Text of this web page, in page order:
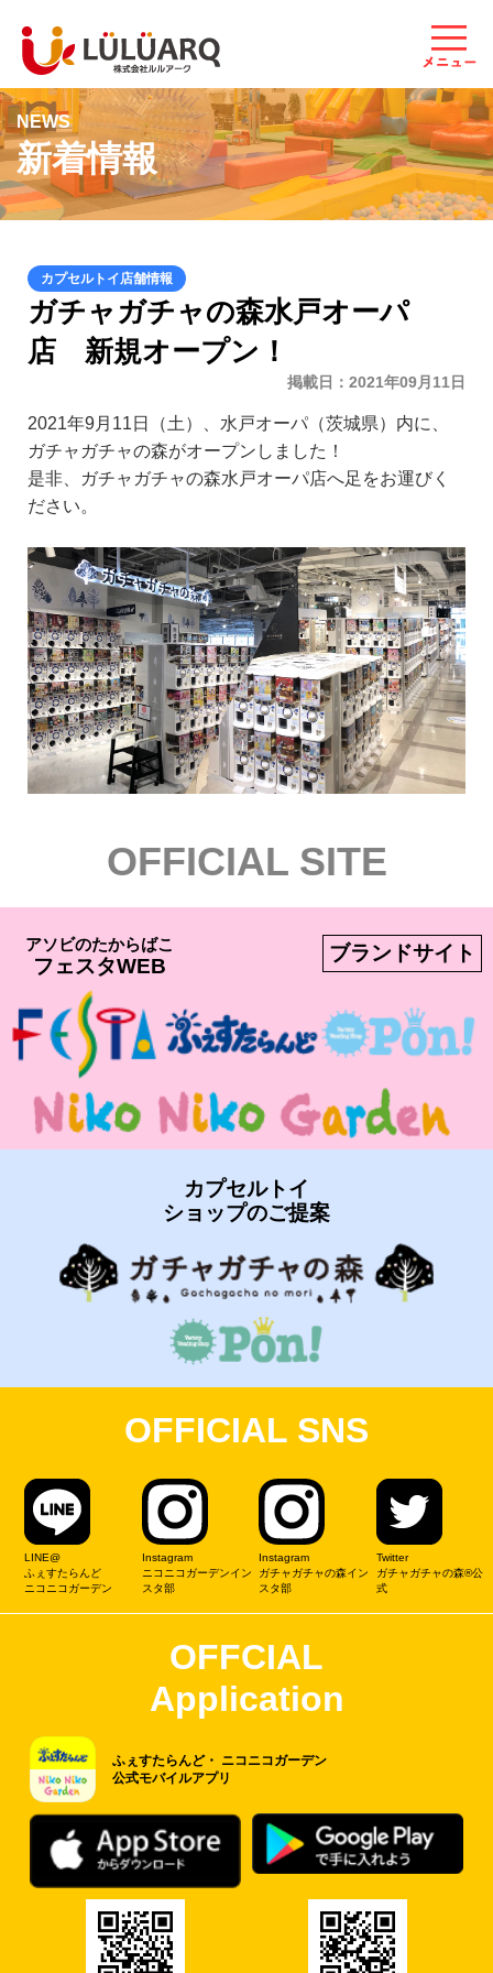
NEWS
新着情報
ガチャガチャの森水戸オーパ
店 新規オープン！
掲載日 2021年09月11日
2021年9月11日（土）、水戸オーパ（茨城県）内に、
ガチャガチャの森がオープンしました！
是非、ガチャガチャの森水戸オーパ店へ足をお運びく
ださい。
OFFICIAL SITE
アソビのたからばこ
フェスタWEB
ブランドサイト
カプセルトイ
ショップのご提案
OFFICIAL SNS
LINE@
ふぇすたらんど
ニコニコガーデン
Instagram
ニコニコガーデンイン
スタ部
Instagram
ガチャガチャの森イン
スタ部
Twitter
ガチャガチャの森®公
式
OFFCIAL
Application
ふぇすたらんど・ ニコニコガーデン
公式モバイルアプリ